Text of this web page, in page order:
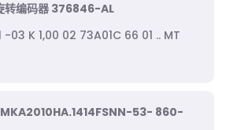
转编码器 376846-AL
-03 K 1,00 02 73A01C 66 01 .. MT
53- 860-